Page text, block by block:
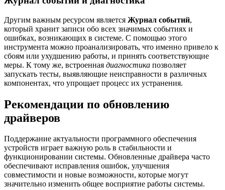
Другим важным ресурсом является Журнал событий,
который хранит записи обо всех значимых событиях и
ошибках, возникающих в системе. С помощью этого
инструмента можно проанализировать, что именно привело к
сбоям или ухудшению работы, и принять соответствующие
меры. К тому же, встроенная диагностика позволяет
запускать тесты, выявляющие неисправности в различных
компонентах, что упрощает процесс их устранения.
Рекомендации по обновлению
драйверов
Поддержание актуальности программного обеспечения
устройств играет важную роль в стабильности и
функционировании системы. Обновленные драйвера часто
обеспечивают исправления ошибок, улучшения
совместимости и новые возможности, которые могут
значительно изменить общее восприятие работы системы.